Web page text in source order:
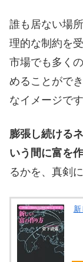
誰も居ない場
理的な制約を
市場でも多く
めることができ
なイメージです
膨張し続ける
いう間に富を
るかを、真剣